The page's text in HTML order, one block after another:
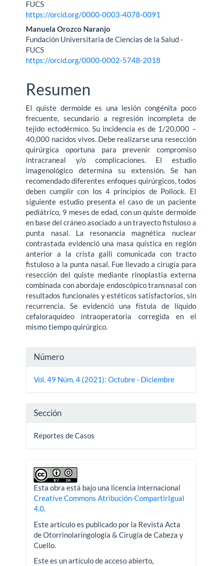
FUCS
https://orcid.org/0000-0003-4078-0091
Manuela Orozco Naranjo
Fundación Universitaria de Ciencias de la Salud -
FUCS
https://orcid.org/0000-0002-5748-2018
Resumen
El quiste dermoide es una lesión congénita poco
frecuente, secundario a regresión incompleta de
tejido ectodérmico. Su incidencia es de 1/20,000 –
40,000 nacidos vivos. Debe realizarse una resección
quirúrgica oportuna para prevenir compromiso
intracraneal y/o complicaciones. El estudio
imagenológico determina su extensión. Se han
recomendado diferentes enfoques quirúrgicos, todos
deben cumplir con los 4 principios de Pollock. El
siguiente estudio presenta el caso de un paciente
pediátrico, 9 meses de edad, con un quiste dermoide
en base del cráneo asociado a un trayecto fistuloso a
punta nasal. La resonancia magnética nuclear
contrastada evidenció una masa quística en región
anterior a la crista galli comunicada con tracto
fistuloso a la punta nasal. Fue llevado a cirugía para
resección del quiste mediante rinoplastia externa
combinada con abordaje endoscópico transnasal con
resultados funcionales y estéticos satisfactorios, sin
recurrencia. Se evidenció una fístula de líquido
cefaloraquídeo intraoperatoria corregida en el
mismo tiempo quirúrgico.
Detalles
del
Número
Vol. 49 Núm. 4 (2021): Octubre - Diciembre
Sección
Reportes de Casos
Esta obra está bajo una licencia internacional
Creative Commons Atribución-CompartirIgual
4.0.
Este artículo es publicado por la Revista Acta
de Otorrinolaringología & Cirugía de Cabeza y
Cuello.
Este es un artículo de acceso abierto,